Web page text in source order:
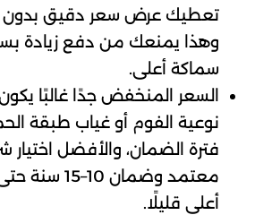
تعطيك عرض سعر دقيق بدون
وهذا يمنعك من دفع زيادة
سماكة أعلى.
السعر المنخفض جدًا غالبًا
نوعية الفوم أو غياب طبقة
فترة الضمان، والأفضل
معتمد وضمان
أعلى قليلًا.